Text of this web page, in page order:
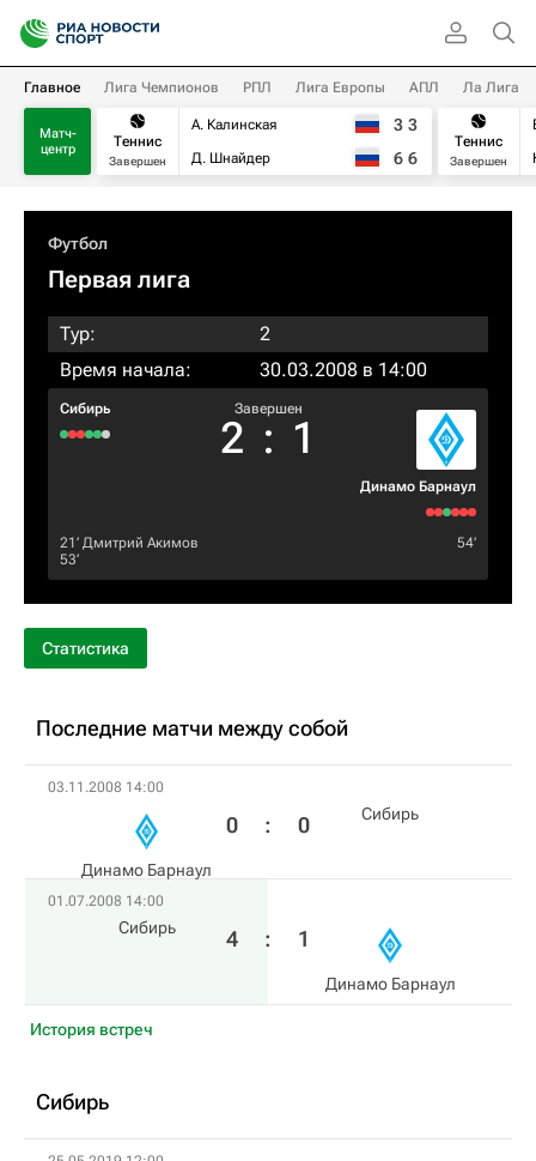
Главное Лига Чемпионов РПЛ Лига Европы АПЛ Ла Лига
Матч-
центр
Теннис
Завершен
А. Калинская
Д. Шнайдер
3 3
6 6
Теннис
Завершен
Футбол
Первая лига
Тур:
2
Время начала:
30.03.2008 в 14:00
Сибирь Завершен
2 : 1
Динамо Барнаул
21‎’‎ Дмитрий Акимов
53‎’‎
54‎’‎
Статистика
Последние матчи между собой
03.11.2008 14:00
Динамо Барнаул
0 : 0 Сибирь
01.07.2008 14:00
Сибирь 4 : 1
Динамо Барнаул
История встреч
Сибирь